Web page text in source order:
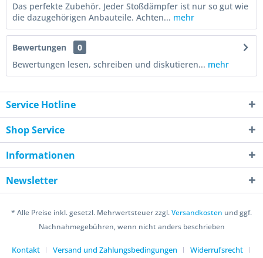
Das perfekte Zubehör. Jeder Stoßdämpfer ist nur so gut wie
die dazugehörigen Anbauteile. Achten... mehr
Bewertungen
0
Bewertungen lesen, schreiben und diskutieren... mehr
Service Hotline
Shop Service
Informationen
Newsletter
* Alle Preise inkl. gesetzl. Mehrwertsteuer zzgl.Versandkosten und ggf.
Nachnahmegebühren, wenn nicht anders beschrieben
Kontakt Versand und Zahlungsbedingungen Widerrufsrecht